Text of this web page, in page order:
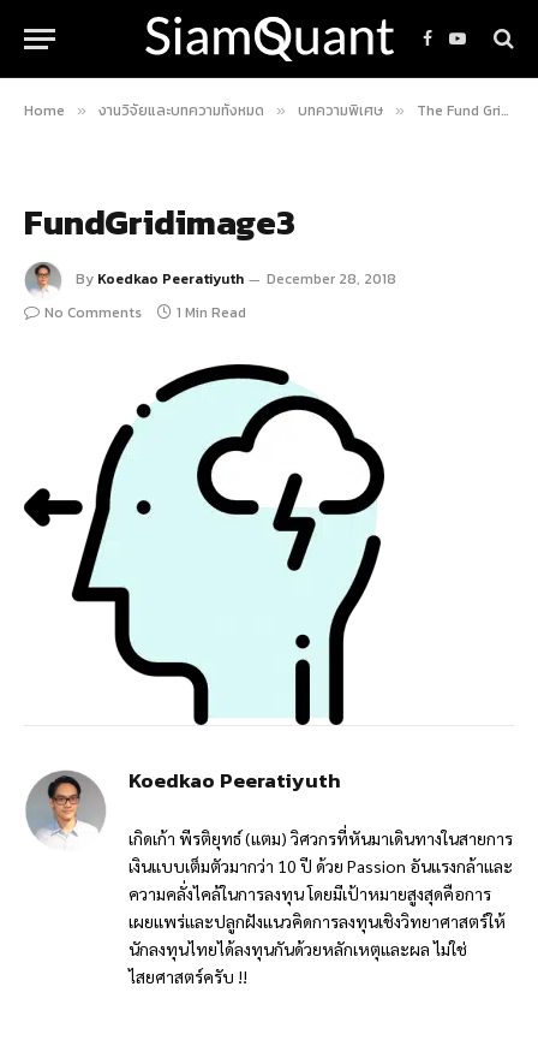
Facebook
YouTube
Home » งานวิจัยและบทความทั้งหมด » บทความพิเศษ » The Fund Grid คู่มือวิเคราะห์กองทุน A.I., Algo, Robot โดย SiamQuant
FundGridimage3
By Koedkao Peeratiyuth
December 28, 2018
No Comments
1 Min Read
Koedkao Peeratiyuth
เกิดเก้า พีรติยุทธ์ (แตม) วิศวกรที่หันมาเดินทางในสายการ
เงินแบบเต็มตัวมากว่า 10 ปี ด้วย Passion อันแรงกล้าและ
ความคลั่งไคล้ในการลงทุน โดยมีเป้าหมายสูงสุดคือการ
เผยแพร่และปลูกฝังแนวคิดการลงทุนเชิงวิทยาศาสตร์ให้
นักลงทุนไทยได้ลงทุนกันด้วยหลักเหตุและผล ไม่ใช่
ไสยศาสตร์ครับ !!